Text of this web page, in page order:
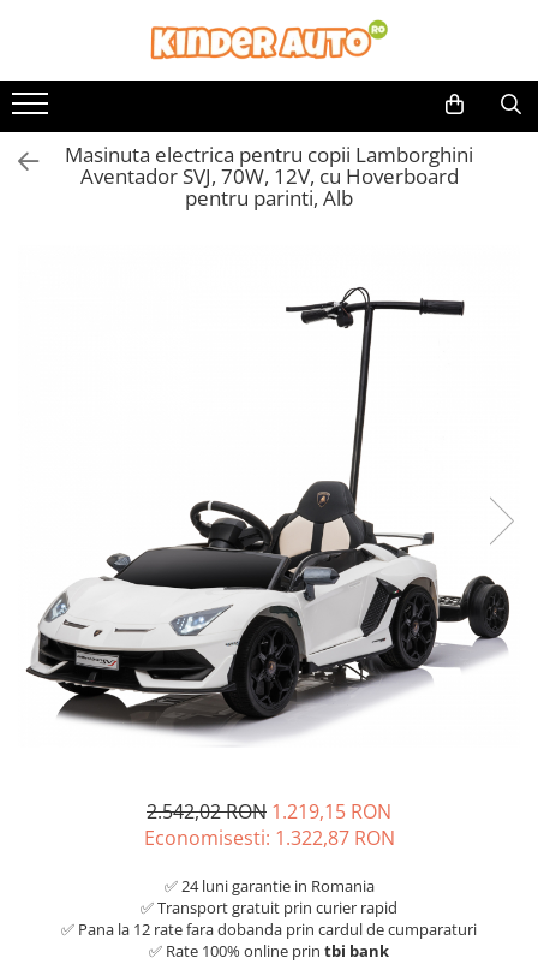
Masinuta electrica pentru copii Lamborghini
Aventador SVJ, 70W, 12V, cu Hoverboard
pentru parinti, Alb
2.542,02 RON 1.219,15 RON
Economisesti: 1.322,87 RON
✅ 24 luni garantie in Romania
✅ Transport gratuit prin curier rapid
✅ Pana la 12 rate fara dobanda prin cardul de cumparaturi
✅ Rate 100% online prin tbi bank